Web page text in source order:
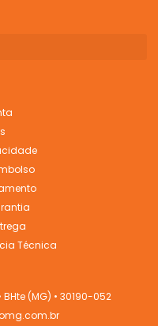
Técnica
(MG) • 30190-052